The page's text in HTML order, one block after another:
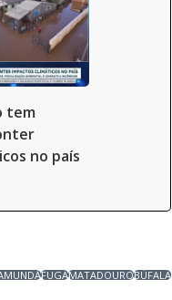
tem
no país
FUGAMATADOUROBÚFALA